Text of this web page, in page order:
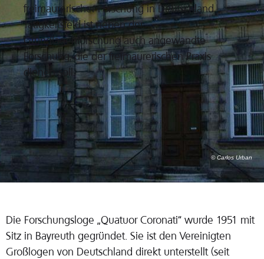
freimaurerischer Forschung in Deutschland.
Tätigkeitsfeld ist neben der
Grundlagenforschung auch angewandte
Forschung, die der freimaurerischen Praxis
dienen soll.
© Carlos Urban
Die Forschungsloge „Quatuor Coronati“ wurde 1951 mit
Sitz in Bayreuth gegründet. Sie ist den Vereinigten
Großlogen von Deutschland direkt unterstellt (seit